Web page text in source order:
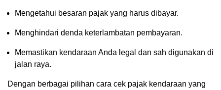
Mengetahui besaran pajak yang harus dibayar.
Menghindari denda keterlambatan pembayaran.
Memastikan kendaraan Anda legal dan sah digunakan di
jalan raya.
Dengan berbagai pilihan cara cek pajak kendaraan yang